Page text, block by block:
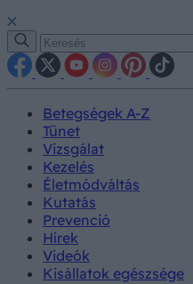
Betegségek A-Z
Tünet
Vizsgálat
Kezelés
Életmódváltás
Kutatás
Prevenció
Hírek
Videók
Kisállatok egészsége